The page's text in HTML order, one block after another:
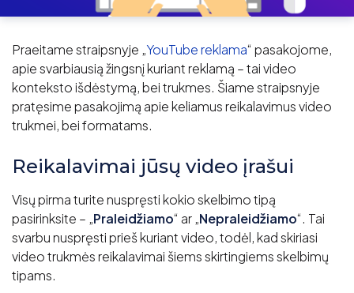
Praeitame straipsnyje „YouTube reklama“ pasakojome,
apie svarbiausią žingsnį kuriant reklamą – tai video
konteksto išdėstymą, bei trukmes. Šiame straipsnyje
pratęsime pasakojimą apie keliamus reikalavimus video
trukmei, bei formatams.
Reikalavimai jūsų video įrašui
Visų pirma turite nuspręsti kokio skelbimo tipą
pasirinksite – „Praleidžiamo“ ar „Nepraleidžiamo“. Tai
svarbu nuspręsti prieš kuriant video, todėl, kad skiriasi
video trukmės reikalavimai šiems skirtingiems skelbimų
tipams.